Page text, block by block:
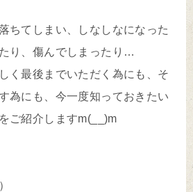
ちてしまい、しなしなになった
り、傷んでしまったり…
く最後までいただく為にも、そ
為にも、今一度知っておきたい
ご紹介しますm(__)m